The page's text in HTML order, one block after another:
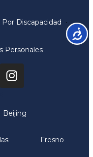
Discapacidad
Personales
Beijing
Fresno